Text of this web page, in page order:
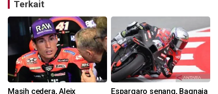
Terkait
Masih cedera, Aleix
Espargaro senang, Bagnaia